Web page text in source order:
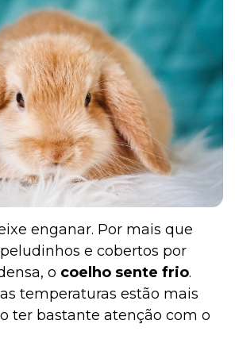
Répteis
Roedores
enganar. Por mais que
e cobertos por
o coelho sente frio.
temperaturas estão mais
ter bastante atenção com o